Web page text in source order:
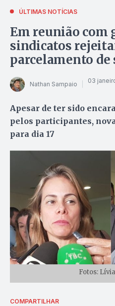
ÚLTIMAS NOTÍCIAS
Em reunião com
sindicatos
parcelamento de
Nathan Sampaio 03
Apesar de ter sido
pelos participantes,
para dia 17
Fotos:
COMPARTILHAR